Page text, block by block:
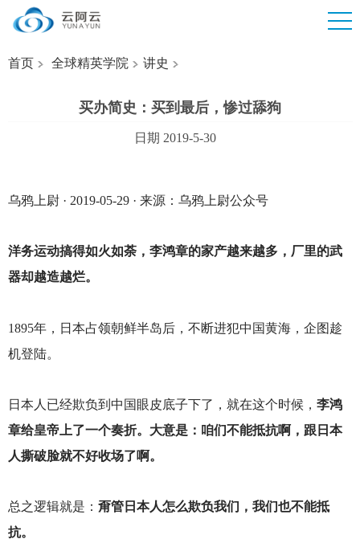
首页 全球精英学院 讲史
买办简史：买到最后，惨过舔狗
日期 2019-5-30
乌鸦上尉 · 2019-05-29 · 来源：乌鸦上尉公众号
洋务运动搞得如火如荼，李鸿章的家产越来越多，厂里的武
器却越造越烂。
1895年，日本占领朝鲜半岛后，不断进犯中国黄海，企图趁
机登陆。
日本人已经欺负到中国眼皮底子下了，就在这个时候， 李鸿
章给皇帝上了一个奏折。大意是：咱们不能抵抗啊，跟日本
人撕破脸就不好收场了啊。
总之逻辑就是： 甭管日本人怎么欺负我们，我们也不能抵
抗。